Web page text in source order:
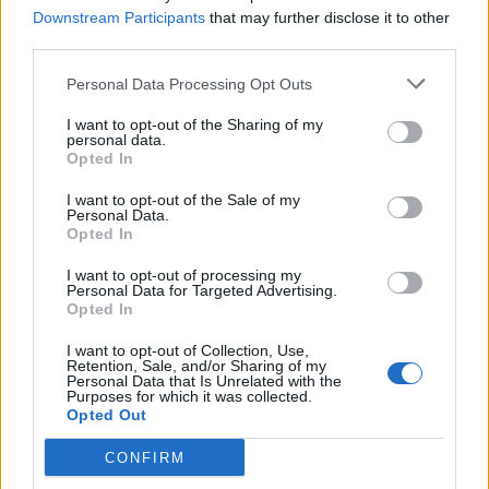
Downstream Participants that may further disclose it to other
Personal Data Processing Opt Outs
I want to opt-out of the Sharing of my
personal data.
Opted In
I want to opt-out of the Sale of my
Personal Data.
Opted In
I want to opt-out of processing my
Personal Data for Targeted Advertising.
Opted In
I want to opt-out of Collection, Use,
Retention, Sale, and/or Sharing of my
Personal Data that Is Unrelated with the
Purposes for which it was collected.
Opted Out
CONFIRM
Comentar Letra
Comenta o pregunta lo que desees sobre El Chato
Grados o 'Una Patria Sin Pobres'
Comentarios (1)